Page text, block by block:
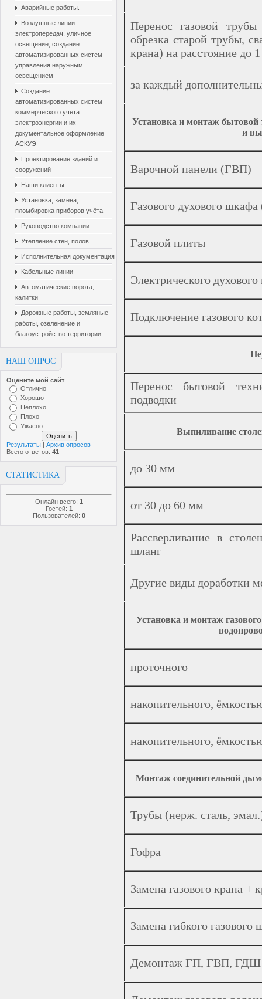
Аварийные работы.
Воздушные линии
электропередач, уличное
освещение, создание
автоматизированных систем
управления наружным
освещением
Создание
автоматизированных систем
коммерческого учета
электроэнергии и их
документальное оформление
АСКУЭ
Проектирование зданий и
сооружений
Наши клиенты
Установка, замена,
пломбировка приборов учёта
Руководство компании
Утепление стен, полов
Исполнительная документация
Кабельные линии
Автоматические ворота,
калитки
Дорожные работы, земляные
работы, озеленение и
благоустройство территории
НАШ ОПРОС
Оцените мой сайт
Отлично
Хорошо
Неплохо
Плохо
Ужасно
Результаты | Архив опросов
Всего ответов: 41
СТАТИСТИКА
Онлайн всего: 1
Гостей: 1
Пользователей: 0
Перенос газовой
обрезка старой трубы,
крана) на расстояние до
за каждый
Установка и монтаж бытовой
и
Варочной панели (ГВП)
Газового духового
Газовой плиты
Электрического
Подключение газового
Перенос бытовой
подводки
Выпиливание
до 30 мм
от 30 до 60 мм
Рассверливание в
шланг
Другие виды доработки
Установка и монтаж
проточного
накопительного,
накопительного,
Монтаж соединительной
Трубы (нерж. сталь,
Гофра
Замена газового крана +
Замена гибкого
Демонтаж ГП, ГВП, ГДШ